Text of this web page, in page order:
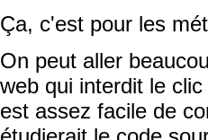
Ça, c'est pour les
On peut aller
web qui interdit le
est assez facile de